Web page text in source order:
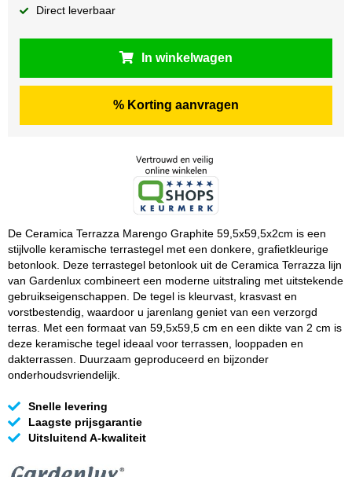
Direct leverbaar
In winkelwagen
% Korting aanvragen
De Ceramica Terrazza Marengo Graphite 59,5x59,5x2cm is een
stijlvolle keramische terrastegel met een donkere, grafietkleurige
betonlook. Deze terrastegel betonlook uit de Ceramica Terrazza lijn
van Gardenlux combineert een moderne uitstraling met uitstekende
gebruikseigenschappen. De tegel is kleurvast, krasvast en
vorstbestendig, waardoor u jarenlang geniet van een verzorgd
terras. Met een formaat van 59,5x59,5 cm en een dikte van 2 cm is
deze keramische tegel ideaal voor terrassen, looppaden en
dakterrassen. Duurzaam geproduceerd en bijzonder
onderhoudsvriendelijk.
Snelle levering
Laagste prijsgarantie
Uitsluitend A-kwaliteit